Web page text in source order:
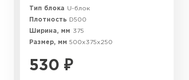
Тип блока
U-блок
Плотность
D500
Ширина, мм
375
Размер, мм 500х375х250
530 ₽